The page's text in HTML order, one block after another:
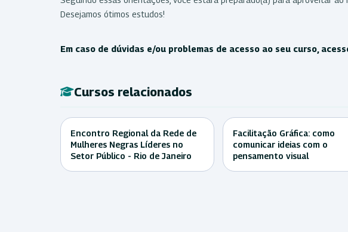
Desejamos ótimos estudos!
Em caso de dúvidas e/ou problemas de acesso ao seu curso,
Cursos relacionados
Encontro Regional da Rede de
Mulheres Negras Líderes no
Setor Público - Rio de Janeiro
Facilitação Gráfica: como
comunicar ideias com o
pensamento visual